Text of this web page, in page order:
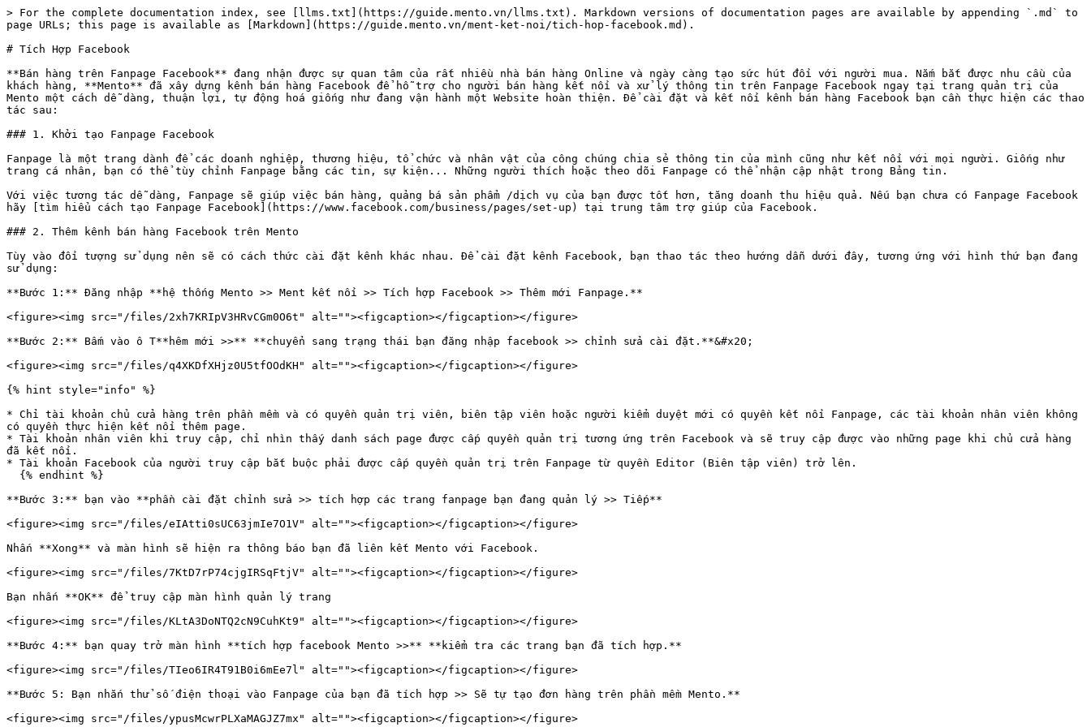
> For the complete documentation index, see [llms.txt](https://guide.mento.vn/llms.txt). Markdown versions of documentation pages are available by appending `.md` to
page URLs; this page is available as [Markdown](https://guide.mento.vn/ment-ket-noi/tich-hop-facebook.md).
# Tích Hợp Facebook
**Bán hàng trên Fanpage Facebook** đang nhận được sự quan tâm của rất nhiều nhà bán hàng Online và ngày càng tạo sức hút đối với người mua. Nắm bắt được nhu cầu của
khách hàng, **Mento** đã xây dựng kênh bán hàng Facebook để hỗ trợ cho người bán hàng kết nối và xử lý thông tin trên Fanpage Facebook ngay tại trang quản trị của
Mento một cách dễ dàng, thuận lợi, tự động hoá giống như đang vận hành một Website hoàn thiện. Để cài đặt và kết nối kênh bán hàng Facebook bạn cần thực hiện các thao
tác sau:
### 1. Khởi tạo Fanpage Facebook
Fanpage là một trang dành để các doanh nghiệp, thương hiệu, tổ chức và nhân vật của công chúng chia sẻ thông tin của mình cũng như kết nối với mọi người. Giống như
trang cá nhân, bạn có thể tùy chỉnh Fanpage bằng các tin, sự kiện... Những người thích hoặc theo dõi Fanpage có thể nhận cập nhật trong Bảng tin.
Với việc tương tác dễ dàng, Fanpage sẽ giúp việc bán hàng, quảng bá sản phẩm /dịch vụ của bạn được tốt hơn, tăng doanh thu hiệu quả. Nếu bạn chưa có Fanpage Facebook
hãy [tìm hiểu cách tạo Fanpage Facebook](https://www.facebook.com/business/pages/set-up) tại trung tâm trợ giúp của Facebook.
### 2. Thêm kênh bán hàng Facebook trên Mento
Tùy vào đối tượng sử dụng nên sẽ có cách thức cài đặt kênh khác nhau. Để cài đặt kênh Facebook, bạn thao tác theo hướng dẫn dưới đây, tương ứng với hình thứ bạn đang
sử dụng:
**Bước 1:** Đăng nhập **hệ thống Mento >> Ment kết nối >> Tích hợp Facebook >> Thêm mới Fanpage.**
<figure><img src="/files/2xh7KRIpV3HRvCGm0O6t" alt=""><figcaption></figcaption></figure>
**Bước 2:** Bấm vào ô T**hêm mới >>** **chuyển sang trạng thái bạn đăng nhập facebook >> chỉnh sửa cài đặt.**&#x20;
<figure><img src="/files/q4XKDfXHjz0U5tfOOdKH" alt=""><figcaption></figcaption></figure>
{% hint style="info" %}
* Chỉ tài khoản chủ cửa hàng trên phần mềm và có quyền quản trị viên, biên tập viên hoặc người kiểm duyệt mới có quyền kết nối Fanpage, các tài khoản nhân viên không
có quyền thực hiện kết nối thêm page.
* Tài khoản nhân viên khi truy cập, chỉ nhìn thấy danh sách page được cấp quyền quản trị tương ứng trên Facebook và sẽ truy cập được vào những page khi chủ cửa hàng
đã kết nối.
* Tài khoản Facebook của người truy cập bắt buộc phải được cấp quyền quản trị trên Fanpage từ quyền Editor (Biên tập viên) trở lên.
**Bước 3:** bạn vào **phần cài đặt chỉnh sửa >> tích hợp các trang fanpage bạn đang quản lý >> Tiếp**
<figure><img src="/files/eIAtti0sUC63jmIe7O1V" alt=""><figcaption></figcaption></figure>
Nhấn **Xong** và màn hình sẽ hiện ra thông báo bạn đã liên kết Mento với Facebook.
<figure><img src="/files/7KtD7rP74cjgIRSqFtjV" alt=""><figcaption></figcaption></figure>
Bạn nhấn **OK** để truy cập màn hình quản lý trang
<figure><img src="/files/KLtA3DoNTQ2cN9CuhKt9" alt=""><figcaption></figcaption></figure>
**Bước 4:** bạn quay trở màn hình **tích hợp facebook Mento >>** **kiểm tra các trang bạn đã tích hợp.**
<figure><img src="/files/TIeo6IR4T91B0i6mEe7l" alt=""><figcaption></figcaption></figure>
**Bước 5: Bạn nhắn thử số điện thoại vào Fanpage của bạn đã tích hợp >> Sẽ tự tạo đơn hàng trên phần mềm Mento.**
<figure><img src="/files/ypusMcwrPLXaMAGJZ7mx" alt=""><figcaption></figcaption></figure>